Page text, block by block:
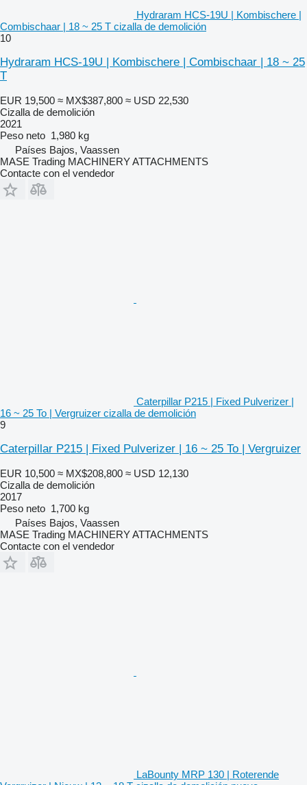
Hydraram HCS-19U | Kombischere |
Combischaar | 18 ~ 25 T cizalla de demolición
10
Hydraram HCS-19U | Kombischere | Combischaar | 18 ~ 25
T
EUR 19,500 ≈ MX$387,800 ≈ USD 22,530
Cizalla de demolición
2021
Peso neto 1,980 kg
Países Bajos, Vaassen
MASE Trading MACHINERY ATTACHMENTS
Contacte con el vendedor
Caterpillar P215 | Fixed Pulverizer |
16 ~ 25 To | Vergruizer cizalla de demolición
9
Caterpillar P215 | Fixed Pulverizer | 16 ~ 25 To | Vergruizer
EUR 10,500 ≈ MX$208,800 ≈ USD 12,130
Cizalla de demolición
2017
Peso neto 1,700 kg
Países Bajos, Vaassen
MASE Trading MACHINERY ATTACHMENTS
Contacte con el vendedor
LaBounty MRP 130 | Roterende